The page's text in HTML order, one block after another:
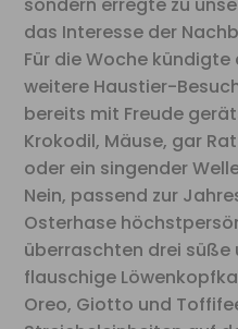
das Interesse der
Für die Woche
weitere Haustier-
bereits mit Freude
Krokodil, Mäuse, gar
oder ein singender
Nein, passend zur
Osterhase
überraschten drei süße
flauschige
Oreo, Giotto und